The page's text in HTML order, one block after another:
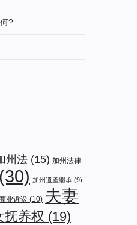
?
州法 (15) 加州法律
(30) 加州遺產繼承 (9)
业诉讼 (10) 夫妻
抚养权 (19)